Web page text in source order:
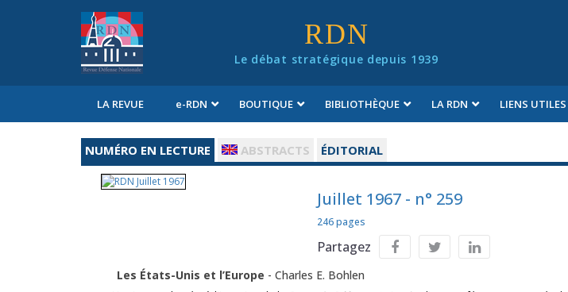
RDN
Le débat stratégique depuis 1939
LA REVUE e-RDN BOUTIQUE BIBLIOTHÈQUE LA RDN LIENS UTILES
NUMÉRO EN LECTURE ABSTRACTS ÉDITORIAL
Juillet 1967 - n° 259
246 pages
Partagez
Les États-Unis et l’Europe - Charles E. Bohlen